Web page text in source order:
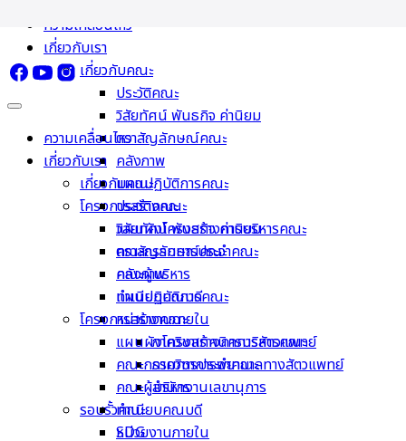
Skip
content
ความเคลื่อนไหว
เกี่ยวกับเรา
เกี่ยวกับคณะ
ประวัติคณะ
วิสัยทัศน์ พันธกิจ ค่านิยม
ตราสัญลักษณ์คณะ
คลังภาพ
แผนปฏิบัติการคณะ
โครงการสร้างคณะ
แผนผังโครงสร้างการบริหารคณะ
คณะกรรมการประจำคณะ
คณะผู้บริหาร
ทำเนียบคณบดี
หน่วยงานภายใน
ความเคลื่อนไหว
เกี่ยวกับเรา
เกี่ยวกับคณะ
ประวัติคณะ
วิสัยทัศน์ พันธกิจ ค่านิยม
ตราสัญลักษณ์คณะ
คลังภาพ
แผนปฏิบัติการคณะ
โครงการสร้างคณะ
แผนผังโครงสร้างการบริหารคณะ
คณะกรรมการประจำคณะ
คณะผู้บริหาร
ทำเนียบคณบดี
หน่วยงานภายใน
ภาควิชาเทคนิคการสัตวแพทย์
ภาควิชาการพยาบาลทางสัตวแพทย์
สำนักงานเลขานุการ
รอบรั้วคณะ
SDG